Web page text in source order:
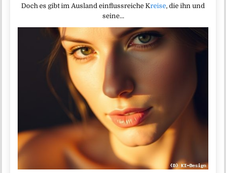
Doch es gibt im Ausland einflussreiche Kreise, die ihn und
seine…